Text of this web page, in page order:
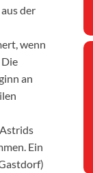
der
wenn
an
Ein